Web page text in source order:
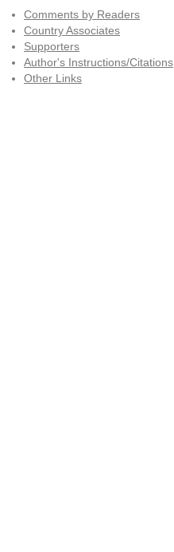
Comments by Readers
Country Associates
Supporters
Author's Instructions/Citations
Other Links